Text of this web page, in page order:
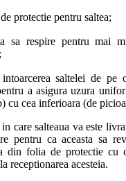
protectie pentru saltea;
sa respire pentru mai
saltelei de pe
a asigura uzura
cu cea inferioara (de
care salteaua va este
pentru ca aceasta sa
din folia de protectie cu
receptionarea acesteia.